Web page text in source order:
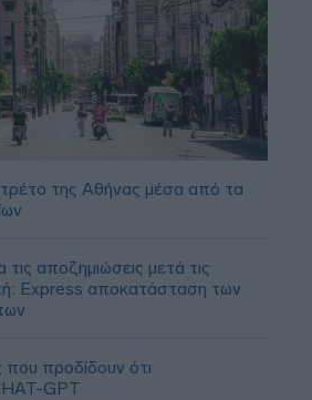
της Αθήνας μέσα από τα
αποζημιώσεις μετά τις
Express αποκατάσταση των
που προδίδουν ότι
GPT